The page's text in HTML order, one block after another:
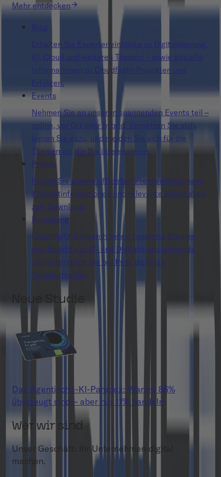
Mehr entdecken
Blog
Erhalten Sie Experteneinblicke zu Digitalisierung,
KI, Cloud und weiteren Themen – sowie aktuelle
Informationen zu Cloudflight-Projekten und
Erfolgen.
Events
Nehmen Sie an unseren spannenden Events teil –
online, vor Ort oder hybrid. Vernetzen Sie sich,
lernen Sie dazu, und melden Sie sich für die
Themen an, die Sie interessieren.
Presse
Finden Sie unsere offiziellen Pressemitteilungen,
Kontaktinformationen und relevante Materialien
zum Download.
Forschung
Cloudflight Research liefert fundierte Studien
und Berichte zu IT- und Digitalisierungstrends
und unterstützt Sie bei Ihrer digitalen
Transformation.
Neue Studie
Das Agentische-KI-Paradox: Warum 86%
überzeugt sind – aber nur 11% handeln
Wer wir sind
Unser Geschäft: Ihr Unternehmen digital
machen.